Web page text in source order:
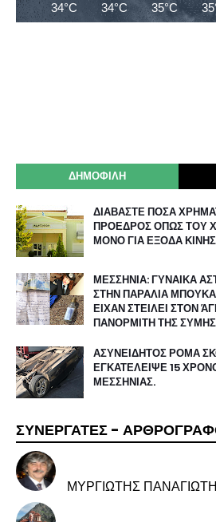
34°C 34°C 35°C
ΔΗΜΟΦΙΛΗ
ΔΙΑΒΑΣΤΕ ΠΟΣΑ
ΠΡΟΕΔΡΟΣ ΟΠΩΣ ΤΟΥ
ΜΟΝΟ ΓΙΑ ΕΞΟΔΑ
ΜΕΣΣΗΝΙΑ: ΓΥΝΑΙΚΑ
ΣΤΗΝ ΠΑΡΑΛΙΑ
ΕΙΧΑΝ ΣΤΕΙΛΕΙ ΣΤΟΝ
ΠΑΝΟΡΜΙΤΗ ΤΗΣ ΣΥΜΗΣ
ΑΣΥΝΕΙΔΗΤΟΣ ΡΟΜΑ
ΕΓΚΑΤΕΛΕΙΨΕ 15
ΜΕΣΣΗΝΙΑΣ.
ΣΥΝΕΡΓΑΤΕΣ -
ΜΥΡΓΙΩΤΗΣ